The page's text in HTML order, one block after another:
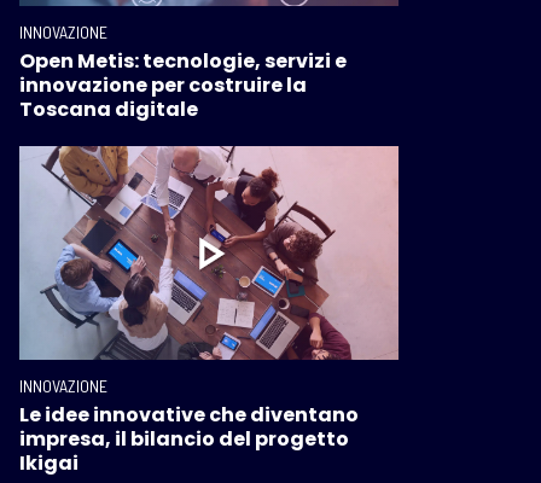
INNOVAZIONE
Open Metis: tecnologie, servizi e
innovazione per costruire la
Toscana digitale
INNOVAZIONE
Le idee innovative che diventano
impresa, il bilancio del progetto
Ikigai